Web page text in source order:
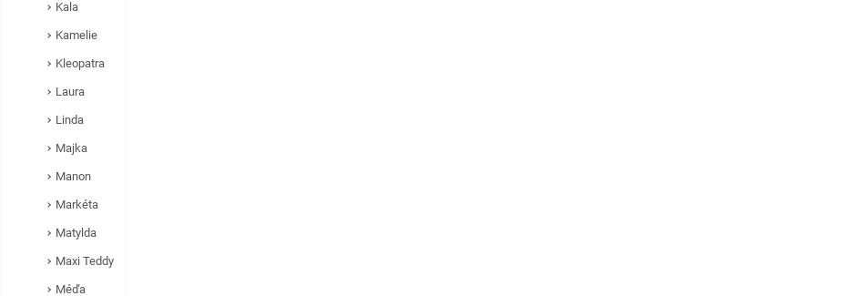
Kala
Kamelie
Kleopatra
Laura
Linda
Majka
Manon
Markéta
Matylda
Maxi Teddy
Méďa